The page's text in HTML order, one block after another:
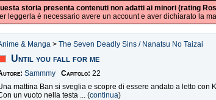
storia presenta contenuti non adatti ai minori (rating
leggerla è necessario avere un account e aver dichiarato la
& Manga >The Seven Deadly Sins / Nanatsu No Taizai
Until you fall for me
Sammmy Capitolo: 22
mattina Ban si sveglia e scopre di essere andato a letto con
un vuoto nella testa ... (continua)